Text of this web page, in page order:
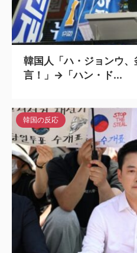
韓国人「ハ・ジョンウ
言！」→「ハン・ド...
韓国の反応